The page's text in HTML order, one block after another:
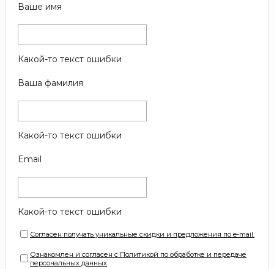
Ваше имя
Какой-то текст ошибки
Ваша фамилия
Какой-то текст ошибки
Email
Какой-то текст ошибки
Согласен получать уникальные скидки и предложения по e-mail.
Ознакомлен и согласен с Политикой по обработке и передаче
персональных данных